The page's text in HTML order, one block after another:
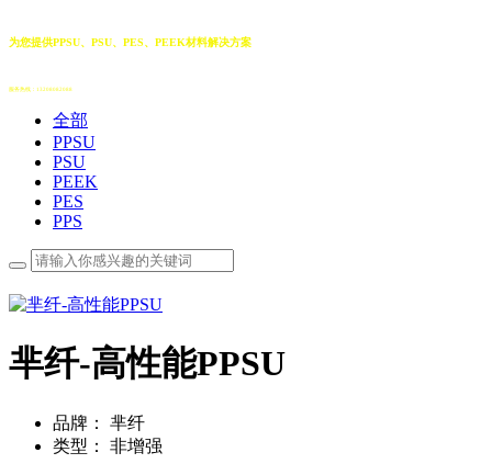
为您提供PPSU、PSU、PES、PEEK材料解决方案
服务热线：13208082088
全部
PPSU
PSU
PEEK
PES
PPS
芈纤-高性能PPSU
品牌：
芈纤
类型：
非增强